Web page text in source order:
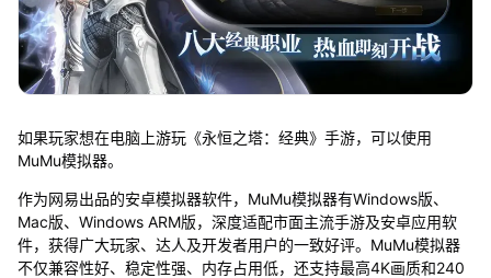
如果玩家想在电脑上游玩《永恒之塔：经典》手游，可以使用
MuMu模拟器。
作为网易出品的安卓模拟器软件，MuMu模拟器有Windows版、
Mac版、Windows ARM版，深度适配市面主流手游及安卓应用软
件，获得广大玩家、达人及开发者用户的一致好评。MuMu模拟器
不仅兼容性好、稳定性强、内存占用低，还支持最高4K画质和240